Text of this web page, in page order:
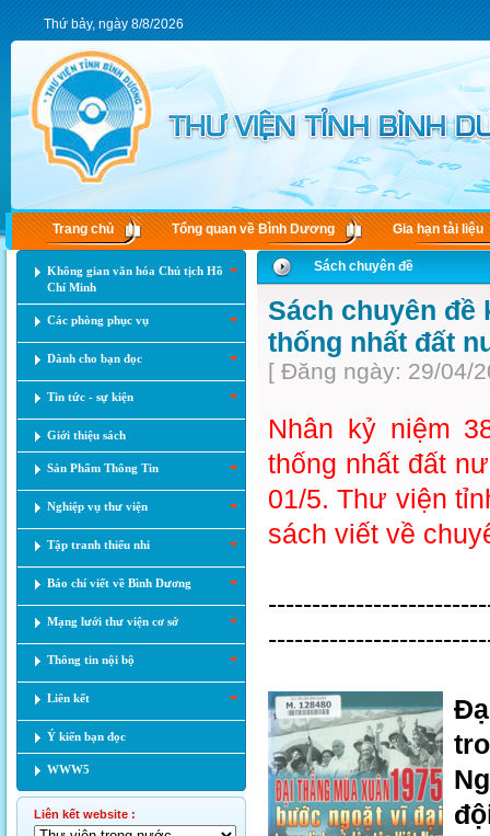
Thứ bảy, ngày 8/8/2026
Trang chủ Tổng quan về Bình Dương Gia hạn tài liệu
Không gian văn hóa Chủ tịch Hồ
Chí Minh
Các phòng phục vụ
Dành cho bạn đọc
Tin tức - sự kiện
Giới thiệu sách
Sản Phẩm Thông Tin
Nghiệp vụ thư viện
Tập tranh thiếu nhi
Báo chí viết về Bình Dương
Mạng lưới thư viện cơ sở
Thông tin nội bộ
Liên kết
Ý kiến bạn đọc
WWW5
Liên kết website :
Sách chuyên đề
Sách chuyên đề
thống nhất đất
[ Đăng ngày: 29/04/
Nhân kỷ niệm
thống nhất đất
01/5. Thư viện
sách viết về